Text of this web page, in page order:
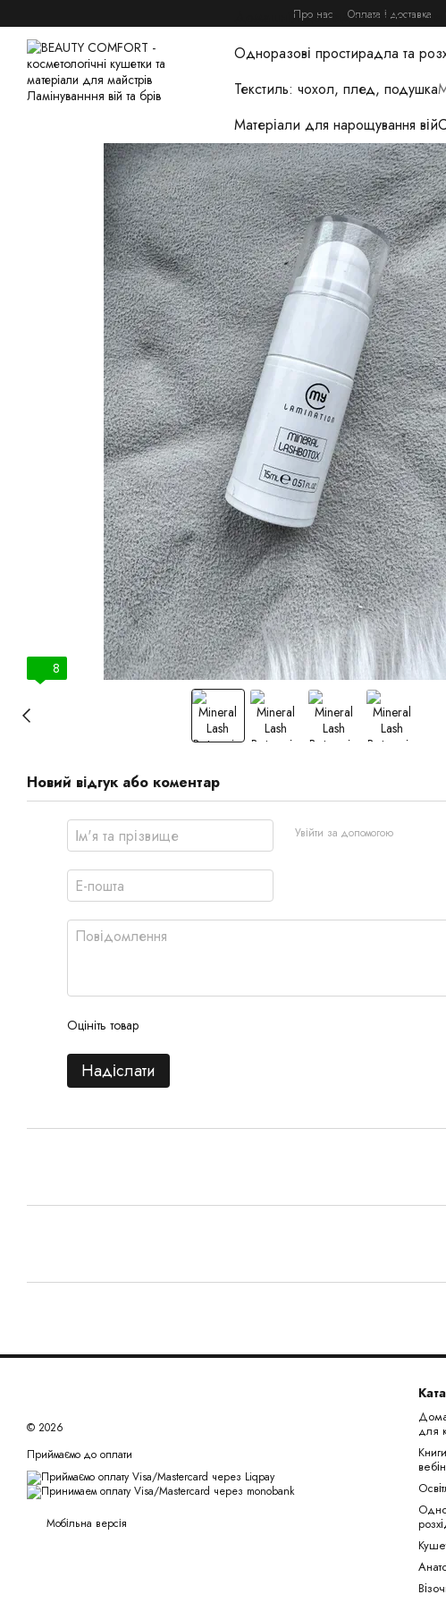
Про нас Оплата і доставка
Домашній догляд та товари
Одноразові простирадла та
Текстиль: чохол, плед, подушка
Матеріали для нарощування вій
8
Новий відгук або коментар
Увійти за допомогою
Оцініть товар
Надіслати
© 2026
Приймаємо до оплати
Мобільна версія
для